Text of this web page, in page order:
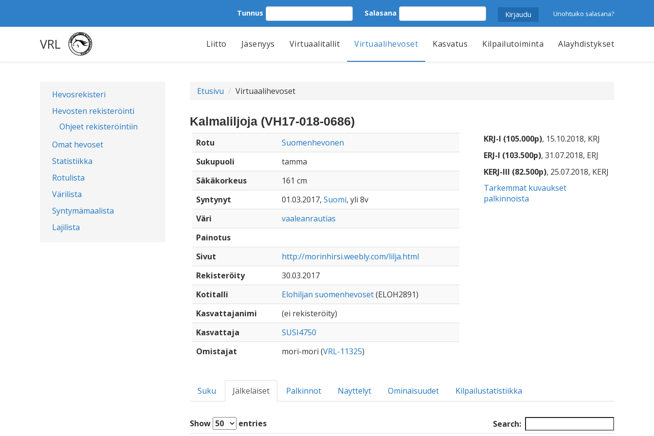
Tunnus Salasana Unohtuiko salasana?
VRL Liitto Jäsenyys Virtuaalitallit Virtuaalihevoset Kasvatus Kilpailutoiminta Alayhdistykset
Hevosrekisteri
Hevosten rekisteröinti
Ohjeet rekisteröintiin
Omat hevoset
Statistiikka
Rotulista
Värilista
Syntymämaalista
Lajilista
Etusivu Virtuaalihevoset
Kalmaliljoja (VH17-018-0686)
Rotu
Suomenhevonen
Sukupuoli
tamma
Säkäkorkeus
161 cm
Syntynyt
01.03.2017, Suomi, yli 8v
Väri
vaaleanrautias
Painotus
Sivut
http://morinhirsi.weebly.com/lilja.html
Rekisteröity
30.03.2017
Kotitalli
Elohiljan suomenhevoset(ELOH2891)
Kasvattajanimi
(ei rekisteröity)
Kasvattaja
SUSI4750
Omistajat
mori-mori (VRL-11325)
KRJ-I (105.000p), 15.10.2018, KRJ
ERJ-I (103.500p), 31.07.2018, ERJ
KERJ-III (82.500p), 25.07.2018, KERJ
Tarkemmat kuvaukset
palkinnoista
Suku Jälkeläiset Palkinnot Näyttelyt Ominaisuudet Kilpailustatistiikka
Show entries Search: